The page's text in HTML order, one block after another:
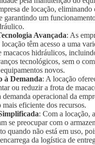
de locação, eliminando
garantindo um
Avançada: As
têm acesso a uma
macacos hidráulicos,
tecnológicos, sem o
novos.
à Demanda: A locação
ou reduzir a frota de
demanda operacional da
mais eficiente dos recursos.
: Com a locação,
se preocupar com o
quando não está em uso,
da logística de